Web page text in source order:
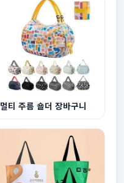
멀티 주름 숄더 장바구니